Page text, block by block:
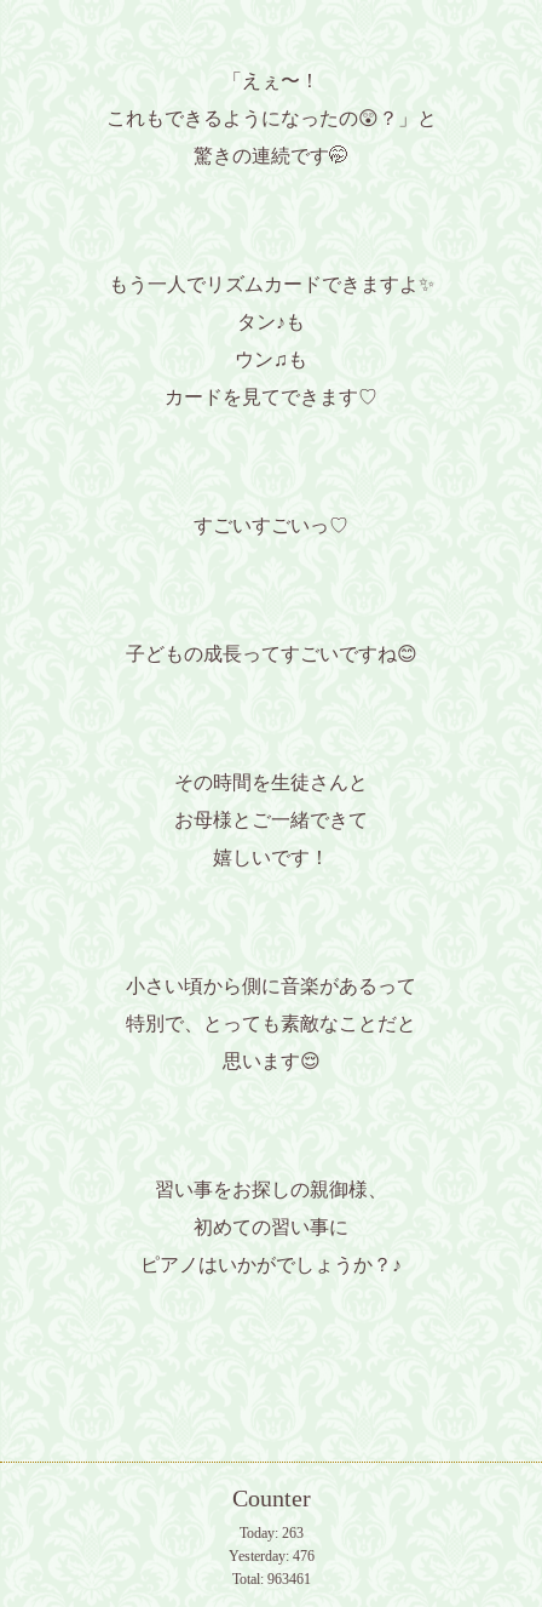
「えぇ〜！
これもできるようになったの😲？」と
驚きの連続です🤭
もう一人でリズムカードできますよ✨
タン♪も
ウン♫も
カードを見てできます♡
すごいすごいっ♡
子どもの成長ってすごいですね😊
その時間を生徒さんと
お母様とご一緒できて
嬉しいです！
小さい頃から側に音楽があるって
特別で、とっても素敵なことだと
思います😌
習い事をお探しの親御様、
初めての習い事に
ピアノはいかがでしょうか？♪
Counter
Today: 263
Yesterday: 476
Total: 963461